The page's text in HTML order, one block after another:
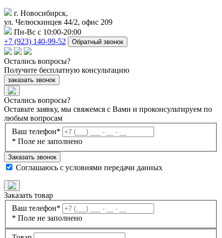
г. Новосибирск,
ул. Челюскинцев 44/2, офис 209
Пн-Вс с 10:00-20:00
+7 (923) 140-99-52
Обратный звонок
Остались вопросы?
Получите бесплатную консультацию
заказать звонок
Остались вопросы?
Оставьте заявку, мы свяжемся с Вами и проконсультируем по
любым вопросам
Ваш телефон*
* Поле не заполнено
Заказать звонок
Соглашаюсь с условиями передачи данных
Заказать товар
Ваш телефон*
* Поле не заполнено